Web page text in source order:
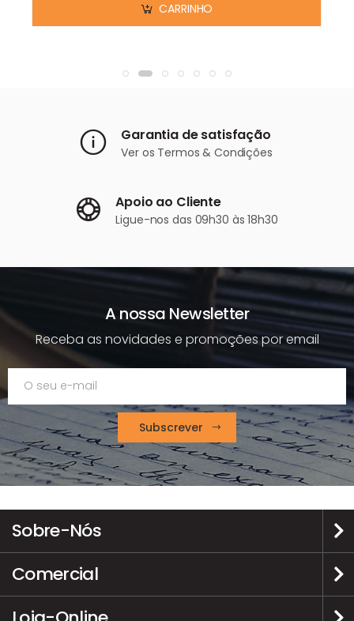
CARRINHO
Garantia de satisfação
Ver os Termos & Condições
Apoio ao Cliente
Ligue-nos das 09h30 às 18h30
A nossa Newsletter
Receba as novidades e promoções por email
Subscrever
Sobre-Nós
Comercial